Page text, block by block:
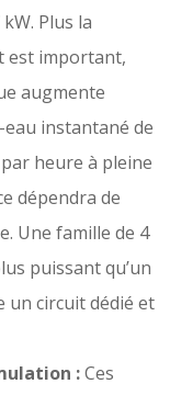
Plus la
est important,
augmente
instantané de
heure à pleine
dépendra de
Une famille de 4
puissant qu’un
un circuit dédié et
:Ces